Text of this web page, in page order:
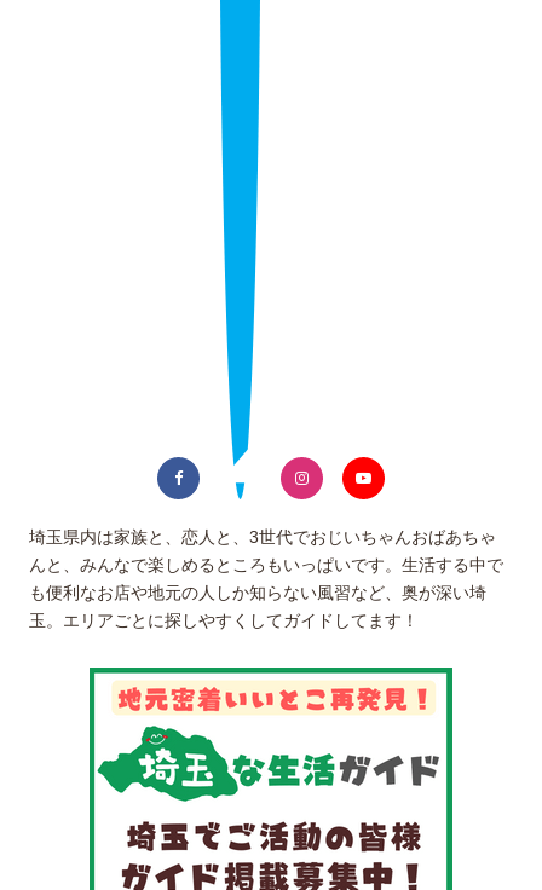
埼玉県内は家族と、恋人と、3世代でおじいちゃんおばあちゃ
んと、みんなで楽しめるところもいっぱいです。生活する中で
も便利なお店や地元の人しか知らない風習など、奥が深い埼
玉。エリアごとに探しやすくしてガイドしてます！